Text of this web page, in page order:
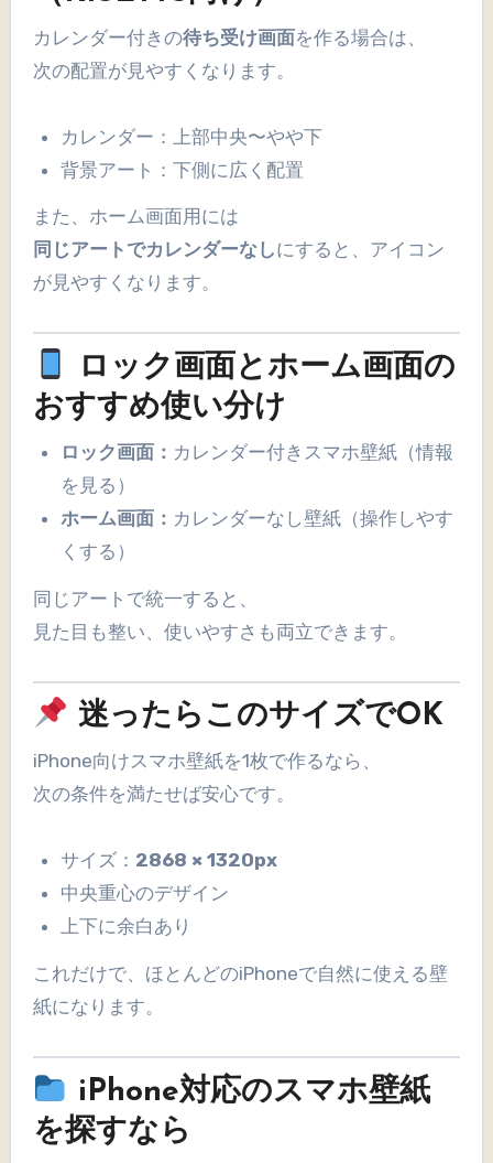
カレンダー付きの待ち受け画面を作る場合は、
次の配置が見やすくなります。
カレンダー：上部中央〜やや下
背景アート：下側に広く配置
また、ホーム画面用には
同じアートでカレンダーなしにすると、アイコン
が見やすくなります。
ロック画面とホーム画面の
おすすめ使い分け
ロック画面： カレンダー付きスマホ壁紙（情報
を見る）
ホーム画面： カレンダーなし壁紙（操作しやす
くする）
同じアートで統一すると、
見た目も整い、使いやすさも両立できます。
迷ったらこのサイズでOK
iPhone向けスマホ壁紙を1枚で作るなら、
次の条件を満たせば安心です。
サイズ： 2868 × 1320px
中央重心のデザイン
上下に余白あり
これだけで、ほとんどのiPhoneで自然に使える壁
紙になります。
iPhone対応のスマホ壁紙
を探すなら